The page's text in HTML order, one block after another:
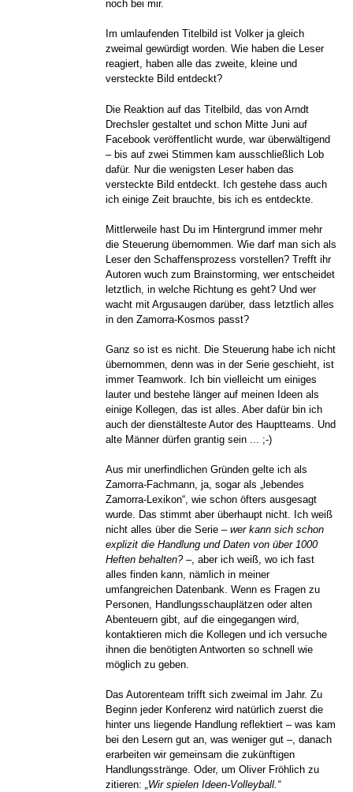
noch bei mir.
Im umlaufenden Titelbild ist Volker ja gleich
zweimal gewürdigt worden. Wie haben die Leser
reagiert, haben alle das zweite, kleine und
versteckte Bild entdeckt?
Die Reaktion auf das Titelbild, das von Arndt
Drechsler gestaltet und schon Mitte Juni auf
Facebook veröffentlicht wurde, war überwältigend
– bis auf zwei Stimmen kam ausschließlich Lob
dafür. Nur die wenigsten Leser haben das
versteckte Bild entdeckt. Ich gestehe dass auch
ich einige Zeit brauchte, bis ich es entdeckte.
Mittlerweile hast Du im Hintergrund immer mehr
die Steuerung übernommen. Wie darf man sich als
Leser den Schaffensprozess vorstellen? Trefft ihr
Autoren wuch zum Brainstorming, wer entscheidet
letztlich, in welche Richtung es geht? Und wer
wacht mit Argusaugen darüber, dass letztlich alles
in den Zamorra-Kosmos passt?
Ganz so ist es nicht. Die Steuerung habe ich nicht
übernommen, denn was in der Serie geschieht, ist
immer Teamwork. Ich bin vielleicht um einiges
lauter und bestehe länger auf meinen Ideen als
einige Kollegen, das ist alles. Aber dafür bin ich
auch der dienstälteste Autor des Hauptteams. Und
alte Männer dürfen grantig sein ... ;-)
Aus mir unerfindlichen Gründen gelte ich als
Zamorra-Fachmann, ja, sogar als „lebendes
Zamorra-Lexikon“, wie schon öfters ausgesagt
wurde. Das stimmt aber überhaupt nicht. Ich weiß
nicht alles über die Serie –wer kann sich schon
explizit die Handlung und Daten von über 1000
Heften behalten?–, aber ich weiß, wo ich fast
alles finden kann, nämlich in meiner
umfangreichen Datenbank. Wenn es Fragen zu
Personen, Handlungsschauplätzen oder alten
Abenteuern gibt, auf die eingegangen wird,
kontaktieren mich die Kollegen und ich versuche
ihnen die benötigten Antworten so schnell wie
möglich zu geben.
Das Autorenteam trifft sich zweimal im Jahr. Zu
Beginn jeder Konferenz wird natürlich zuerst die
hinter uns liegende Handlung reflektiert – was kam
bei den Lesern gut an, was weniger gut –, danach
erarbeiten wir gemeinsam die zukünftigen
Handlungsstränge. Oder, um Oliver Fröhlich zu
zitieren:„Wir spielen Ideen-Volleyball.“